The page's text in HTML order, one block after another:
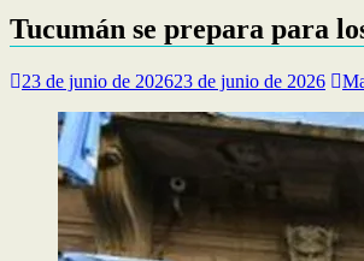
Tucumán se prepara para
23 de junio de 202623 de junio de 2026